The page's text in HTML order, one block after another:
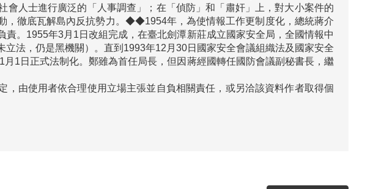
會人士進行廣泛的「人事調查」；在「偵防」和「肅奸」上，對大小案件的
，徹底瓦解島內反抗勢力。◆◆1954年，為使情報工作更制度化，總統蔣介
。1955年3月1日改組完成，在臺北劍潭新莊成立國家安全局，全國情報中
法，仍是黑機關）。直到1993年12月30日國家安全會議組織法及國家安全
1日正式法制化。鄭雖為首任局長，但因蔣經國轉任國防會議副秘書長，繼
，由使用者依合理使用立場主張並自負相關責任，或另洽該資料作者取得個